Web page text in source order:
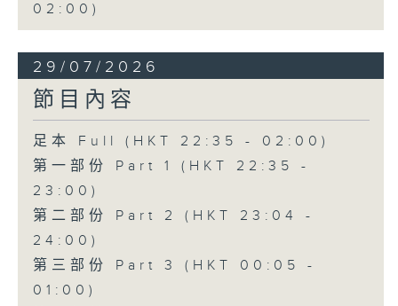
02:00)
29/07/2026
節目內容
足本 Full (HKT 22:35 - 02:00)
第一部份 Part 1 (HKT 22:35 -
23:00)
第二部份 Part 2 (HKT 23:04 -
24:00)
第三部份 Part 3 (HKT 00:05 -
01:00)